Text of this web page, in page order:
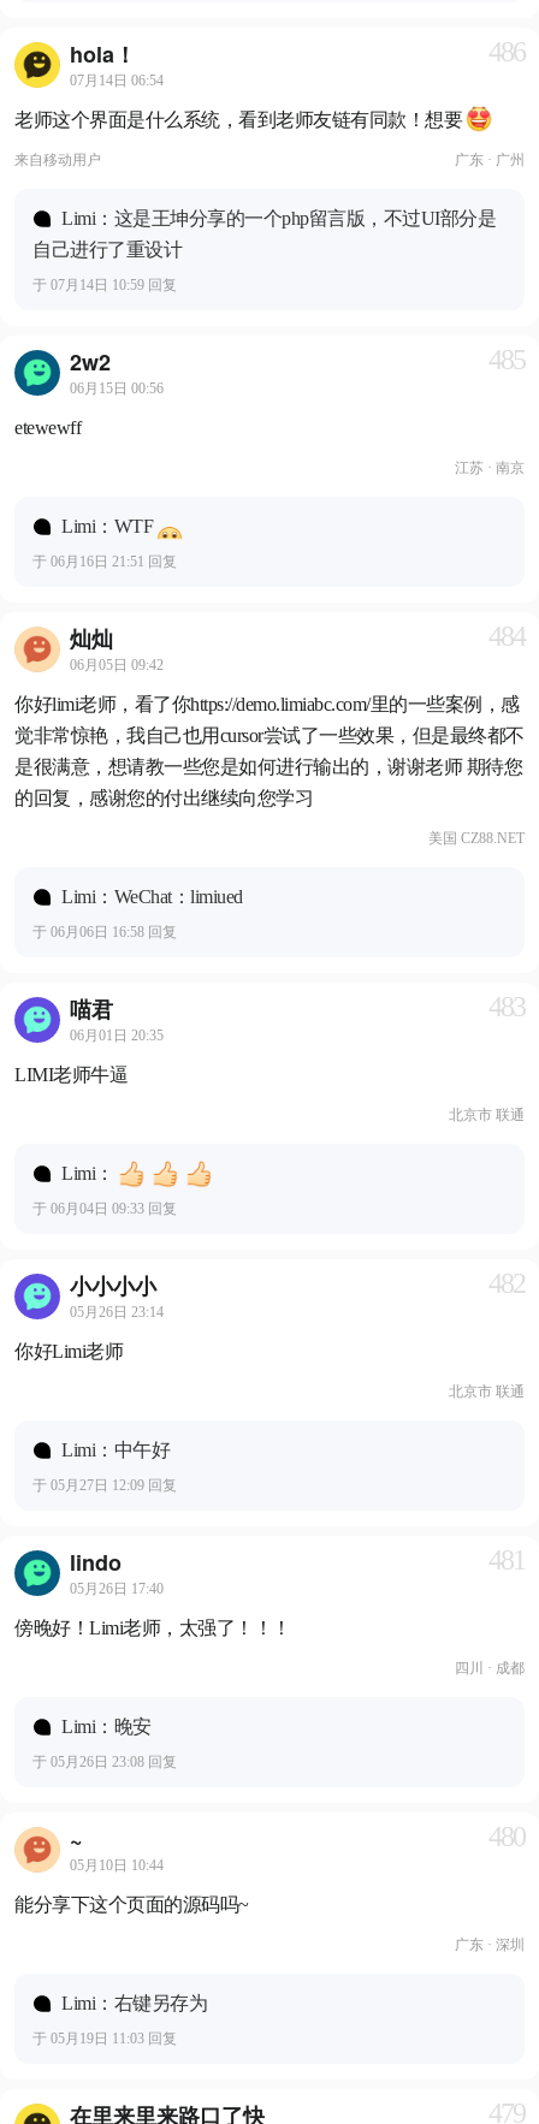
hola！
07月14日 06:54
486
老师这个界面是什么系统，看到老师友链有同款！想要
来自移动用户 广东 · 广州
Limi：这是王坤分享的一个php留言版，不过UI部分是
自己进行了重设计
于 07月14日 10:59 回复
2w2
06月15日 00:56
485
etewewff
江苏 · 南京
Limi：WTF
于 06月16日 21:51 回复
灿灿
06月05日 09:42
484
你好limi老师，看了你https://demo.limiabc.com/里的一些案例，感
觉非常惊艳，我自己也用cursor尝试了一些效果，但是最终都不
是很满意，想请教一些您是如何进行输出的，谢谢老师 期待您
的回复，感谢您的付出继续向您学习
美国 CZ88.NET
Limi：WeChat：limiued
于 06月06日 16:58 回复
喵君
06月01日 20:35
483
LIMI老师牛逼
北京市 联通
Limi：
于 06月04日 09:33 回复
小小小小
05月26日 23:14
482
你好Limi老师
北京市 联通
Limi：中午好
于 05月27日 12:09 回复
lindo
05月26日 17:40
481
傍晚好！Limi老师，太强了！！！
四川 · 成都
Limi：晚安
于 05月26日 23:08 回复
~
05月10日 10:44
480
能分享下这个页面的源码吗~
广东 · 深圳
Limi：右键另存为
于 05月19日 11:03 回复
在里来里来路口了快 479